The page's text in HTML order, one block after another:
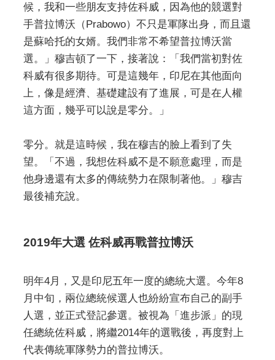
候，我和一些朋友支持佐科威，因為他的競選對
手普拉博沃（Prabowo）不只是軍隊出身，而且還
是蘇哈托的女婿。我們非常不希望普拉博沃當
選。」穆吉頓了一下，接著說：「我們當初對佐
科威有很多期待。可是這幾年，印尼在其他面向
上，像是經濟、基礎建設有了進展，可是在人權
這方面，幾乎可以說是零分。」
零分。就是這時候，我在穆吉的臉上看到了失
望。「不過，我想佐科威不是不願意處理，而是
他身邊還有太多的傳統勢力在限制著他。」穆吉
最後補充說。
2019年大選 佐科威再戰普拉博沃
明年4月，又是印尼五年一度的總統大選。今年8
月中旬，兩位總統候選人也紛紛宣布自己的副手
人選，並正式登記參選。被視為「進步派」的現
任總統佐科威，將繼2014年的選戰後，再度對上
代表傳統軍隊勢力的普拉博沃。